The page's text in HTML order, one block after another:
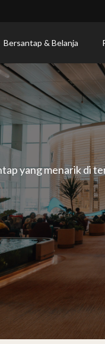
Bersantap & Belanja
yang menarik di